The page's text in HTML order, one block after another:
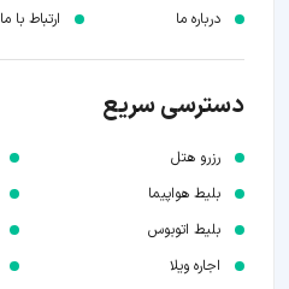
درباره ما ارتباط با ما
دسترسی سریع
رزرو هتل
بلیط هواپیما
بلیط اتوبوس
اجاره ویلا